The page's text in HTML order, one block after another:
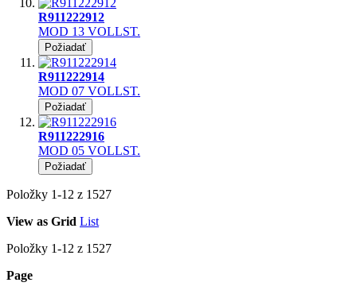
R911222912
MOD 13 VOLLST.
Požiadať
R911222914
MOD 07 VOLLST.
Požiadať
R911222916
MOD 05 VOLLST.
Požiadať
Položky 1-12 z 1527
View as Grid List
Položky 1-12 z 1527
Page